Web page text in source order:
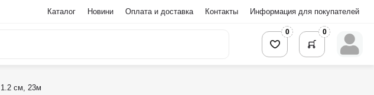
Каталог Новини Оплата и доставка Контакты Информация для покупателей
0 0
1.2 см, 23м